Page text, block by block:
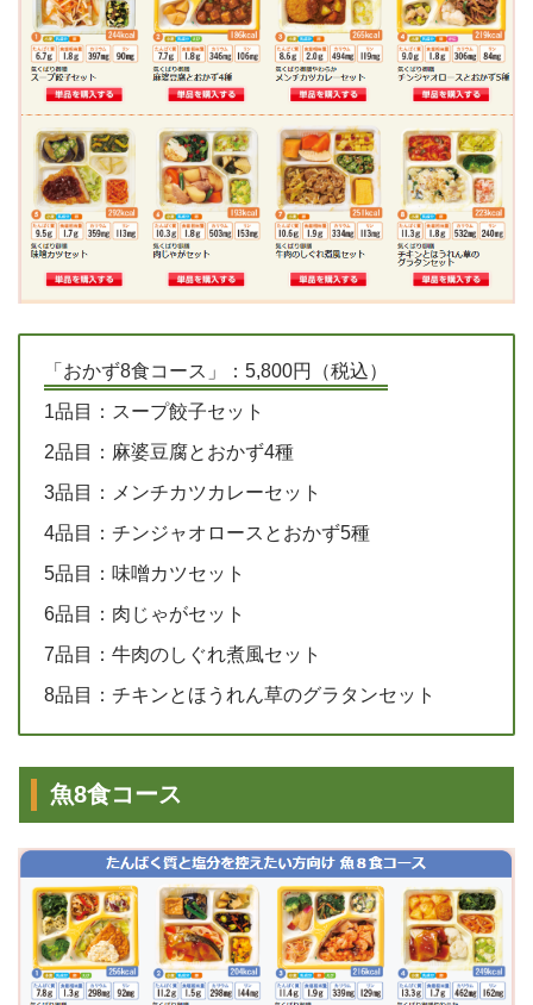
「おかず8食コース」：5,800円（税込）
1品目：スープ餃子セット
2品目：麻婆豆腐とおかず4種
3品目：メンチカツカレーセット
4品目：チンジャオロースとおかず5種
5品目：味噌カツセット
6品目：肉じゃがセット
7品目：牛肉のしぐれ煮風セット
8品目：チキンとほうれん草のグラタンセット
魚8食コース